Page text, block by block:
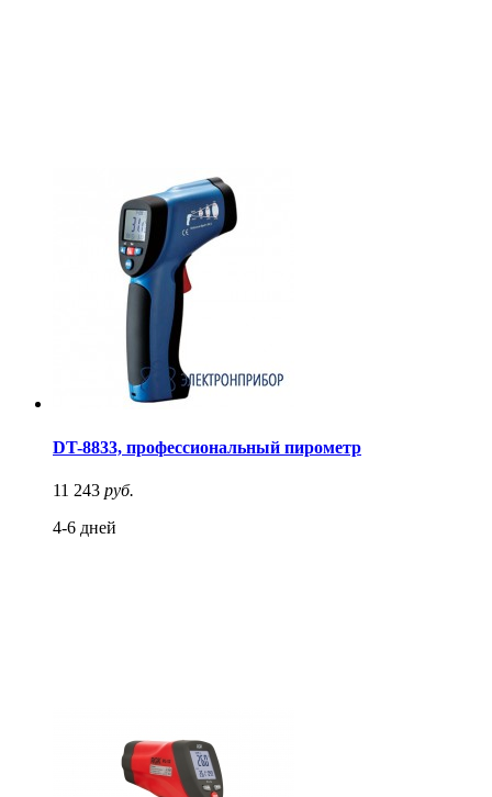
DT-8833, профессиональный пирометр
11 243 руб.
4-6 дней